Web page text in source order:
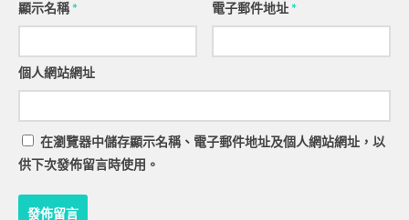
顯示名稱* 電子郵件地址*
個人網站網址
在瀏覽器中儲存顯示名稱、電子郵件地址及個人網站網址，以
供下次發佈留言時使用。